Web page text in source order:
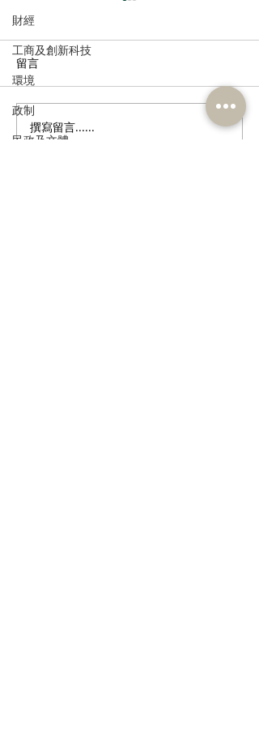
財經
工商及創新科技
環境
政制
民政及文體
張培剛歡迎東九龍智慧綠
留言
撰寫留言......